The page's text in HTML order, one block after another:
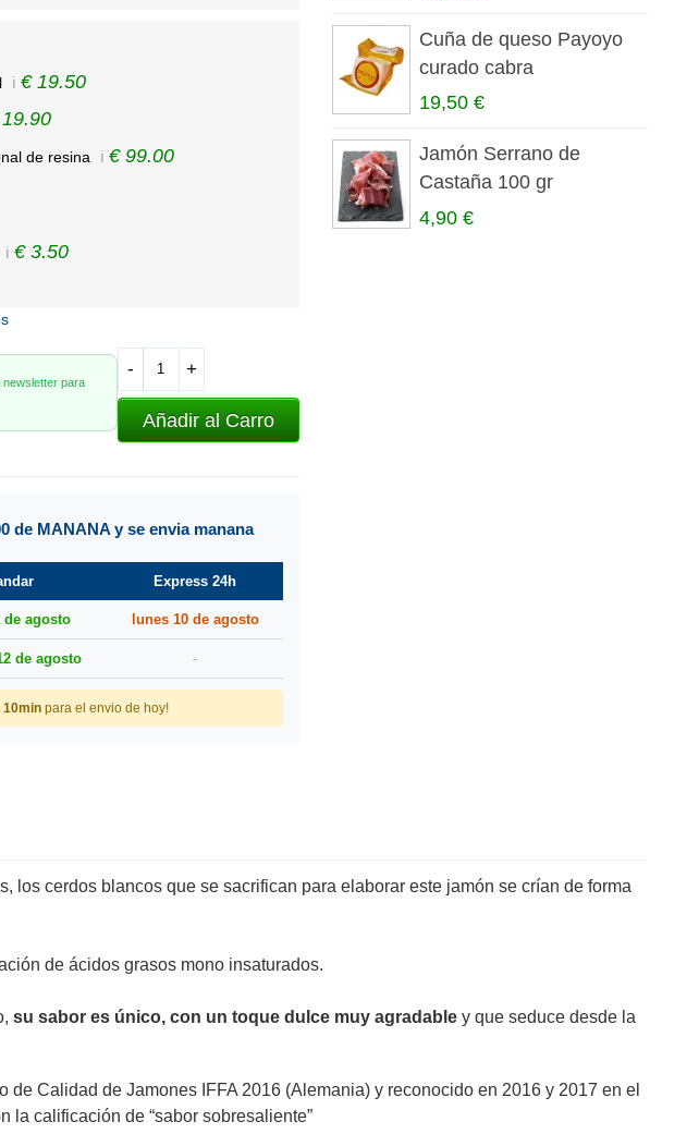
ℹ️ € 19.50
de resina ℹ️ € 99.00
ℹ️ € 3.50
para
- +
Añadir al Carro
de MANANA y se envia manana
Express 24h
de agosto lunes 10 de agosto
de agosto -
10min para el envio de hoy!
Cuña de queso Payoyo
curado cabra
19,50 €
Jamón Serrano de
Castaña 100 gr
4,90 €
cerdos blancos que se sacrifican para elaborar este jamón se crían de forma
de ácidos grasos mono insaturados.
su sabor es único, con un toque dulce muy agradable y que seduce desde la
Calidad de Jamones IFFA 2016 (Alemania) y reconocido en 2016 y 2017 en el
la calificación de “sabor sobresaliente”